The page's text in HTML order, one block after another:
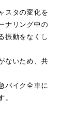
スタの変化を
ナリング中の
振動をなくし
ないため、共
バイク全車に
。